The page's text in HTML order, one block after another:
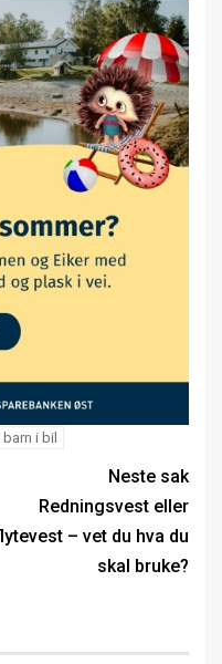
i bil
Neste sak
Redningsvest eller
– vet du hva du
skal bruke?